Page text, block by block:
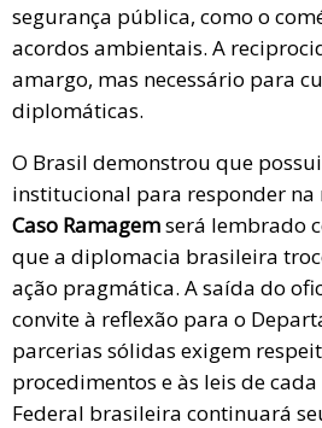
segurança pública, como o
acordos ambientais. A
amargo, mas necessário para
diplomáticas.
O Brasil demonstrou que
institucional para responder na
Caso Ramagemserá lembrado
que a diplomacia brasileira
ação pragmática. A saída do
convite à reflexão para o
parcerias sólidas exigem
procedimentos e às leis de
Federal brasileira continuará